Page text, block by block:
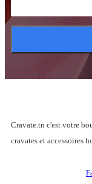
Cravate.tn c'est votre
cravates et accessoires